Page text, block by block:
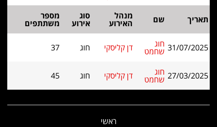
תאריך שם מנהל
האירוע
סוג
אירוע
מספר
משתתפים
31/07/2025 חוג
שחמט דן קליסקי חוג 37
27/03/2025 חוג
שחמט דן קליסקי חוג 45
ראשי